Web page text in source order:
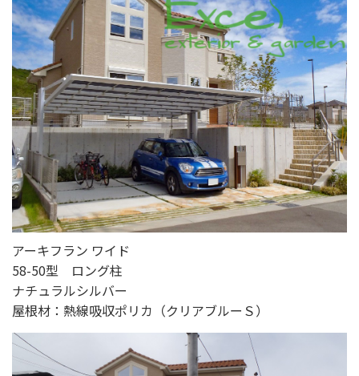
アーキフラン ワイド
58-50型 ロング柱
ナチュラルシルバー
屋根材：熱線吸収ポリカ（クリアブルーＳ）